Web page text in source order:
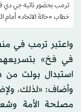
ترمب بحضور نائبه جي
خطاب «حالة الاتحاد» أمام
واعتبر ترمب في
في فخ»
استبدال بولت من
وأضاف: «لذلك،
مصلحة الأمة